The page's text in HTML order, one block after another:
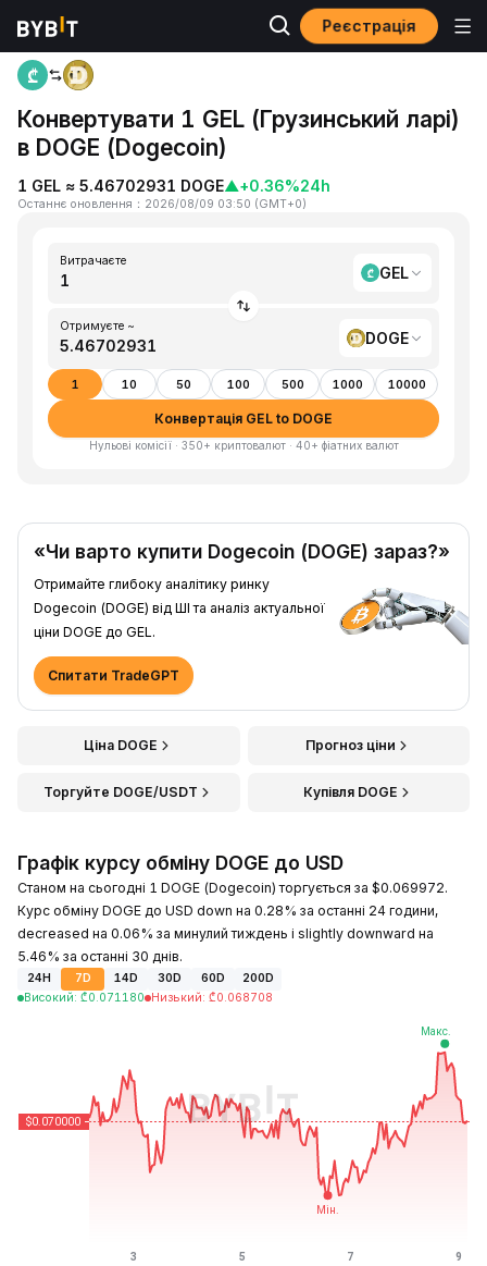
Реєстрація
Головна
Конвертувати 1 GEL (Грузинський ларі)
в DOGE (Dogecoin)
1 GEL ≈ 5.46702931 DOGE▲+0.36%24h
Останнє оновлення ： 2026/08/09 03:50 (GMT+0)
Витрачаєте
GEL
Отримуєте ~
DOGE
1 10 50 100 500 1000 10000
Конвертація GEL to DOGE
Нульові комісії · 350+ криптовалют · 40+ фіатних валют
«Чи варто купити Dogecoin (DOGE) зараз?»
Отримайте глибоку аналітику ринку
Dogecoin (DOGE) від ШІ та аналіз актуальної
ціни DOGE до GEL.
Спитати TradeGPT
Ціна DOGE Прогноз ціни
Торгуйте DOGE/USDT Купівля DOGE
Графік курсу обміну DOGE до USD
Станом на сьогодні 1 DOGE (Dogecoin) торгується за $0.069972.
Курс обміну DOGE до USD down на 0.28% за останні 24 години,
decreased на 0.06% за минулий тиждень і slightly downward на
5.46% за останні 30 днів.
24H 7D 14D 30D 60D
200D
Високий: ₾0.071180 Низький: ₾0.068708